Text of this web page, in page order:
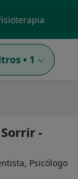
• 1
-
Psicólogo